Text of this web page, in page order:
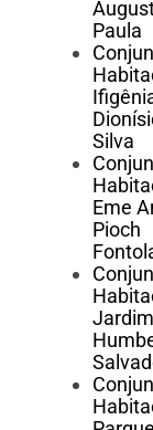
Paula
Silva
Eme
Pioch
Jardim